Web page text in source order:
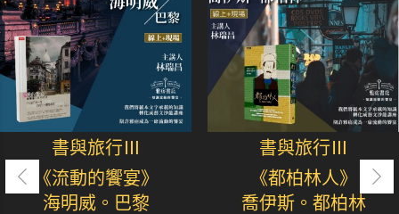
書與旅行Ⅲ
《流動的饗宴》
海明威。巴黎
書與旅行Ⅲ
《都柏林人》
喬伊斯。都柏林